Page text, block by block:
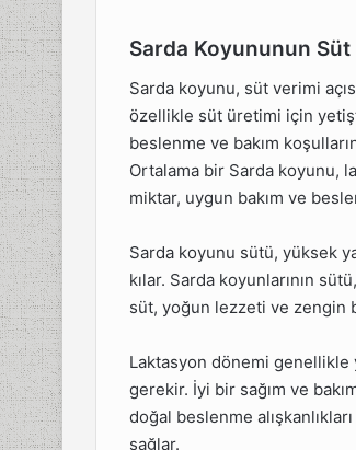
Sarda Koyununun Süt
Sarda koyunu, süt verimi
özellikle süt üretimi için
beslenme ve bakım
Ortalama bir Sarda koyunu,
miktar, uygun bakım ve
Sarda koyunu sütü, yüksek
kılar. Sarda koyunlarının
süt, yoğun lezzeti ve zengin
Laktasyon dönemi genellikle
gerekir. İyi bir sağım ve
doğal beslenme
sağlar.